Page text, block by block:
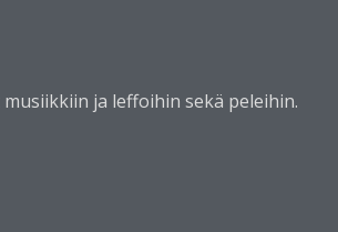
ja leffoihin sekä peleihin.